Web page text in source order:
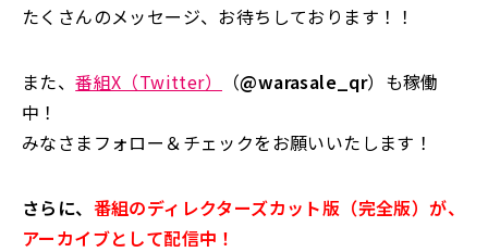
たくさんのメッセージ、お待ちしております！！
また、番組X（Twitter） （@warasale_qr）も稼働
中！
みなさまフォロー＆チェックをお願いいたします！
さらに、 番組のディレクターズカット版（完全版）が、
アーカイブとして配信中！